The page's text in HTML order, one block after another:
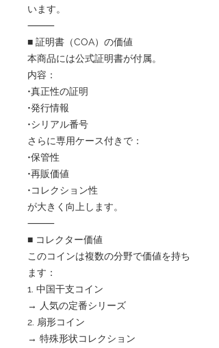
います。
⸻
■ 証明書（COA）の価値
本商品には公式証明書が付属。
内容：
•真正性の証明
•発行情報
•シリアル番号
さらに専用ケース付きで：
•保管性
•再販価値
•コレクション性
が大きく向上します。
⸻
■ コレクター価値
このコインは複数の分野で価値を持ち
ます：
1. 中国干支コイン
→ 人気の定番シリーズ
2. 扇形コイン
→ 特殊形状コレクション